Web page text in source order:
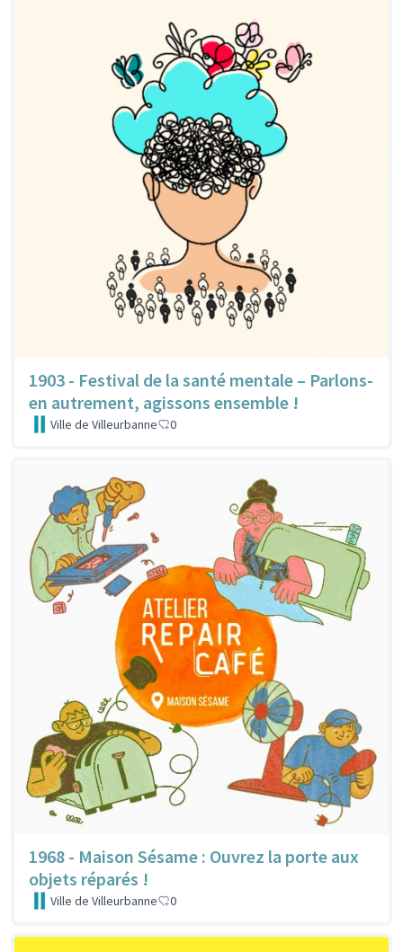
1903 - Festival de la santé mentale – Parlons-
en autrement, agissons ensemble !
Ville de Villeurbanne 0
1968 - Maison Sésame : Ouvrez la porte aux
objets réparés !
Ville de Villeurbanne 0